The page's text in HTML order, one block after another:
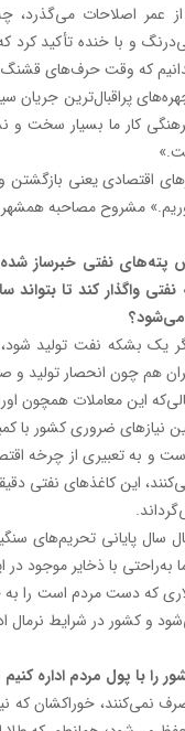
طی 23سالی که از عمر
و با خنده تأکید
بدانیم که وقت حرف‌های
پر‌اقبال‌ترین
کار ما بسیار سخت و
مشروح مصاحبه
پته‌های نفتی
نفتی واگذار کند تا
می‌شود؟
هم چون انحصار تولید و
این معاملات همچون
و به تعبیری از چرخه
این کاغذهای نفتی
پایانی تحریم‌های
با ذخایر موجود در
10تا 20میلیارد دلاری که
و کشور در شرایط نرمال
با پول مردم اداره
نمی‌کنند، خوراکشان که